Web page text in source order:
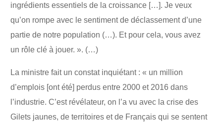
ingrédients essentiels de la croissance […]. Je veux
qu’on rompe avec le sentiment de déclassement d’une
partie de notre population (…). Et pour cela, vous avez
un rôle clé à jouer. ». (…)
La ministre fait un constat inquiétant : « un million
d’emplois [ont été] perdus entre 2000 et 2016 dans
l’industrie. C’est révélateur, on l’a vu avec la crise des
Gilets jaunes, de territoires et de Français qui se sentent